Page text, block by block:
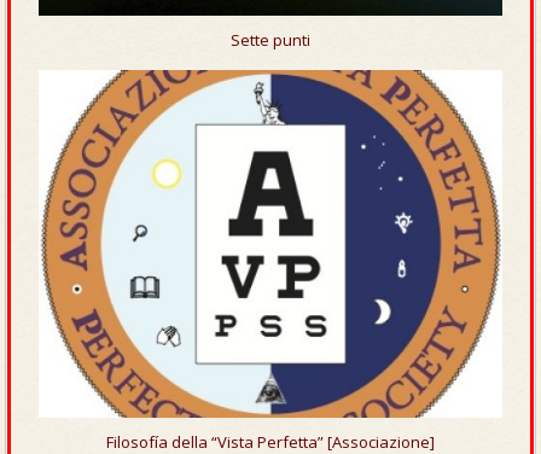
Sette punti
Filosofía della “Vista Perfetta” [Associazione]